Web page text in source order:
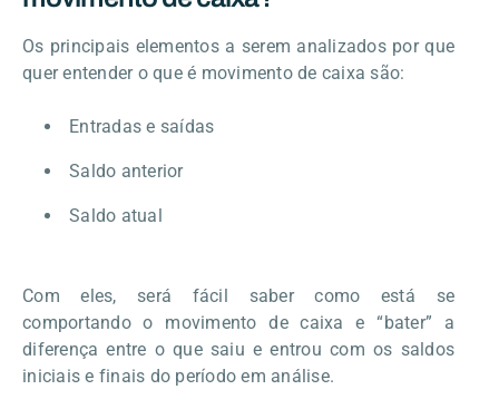
Os principais elementos a serem analizados por que
quer entender o que é movimento de caixa são:
Entradas e saídas
Saldo anterior
Saldo atual
Com eles, será fácil saber como está se
comportando o movimento de caixa e “bater” a
diferença entre o que saiu e entrou com os saldos
iniciais e finais do período em análise.